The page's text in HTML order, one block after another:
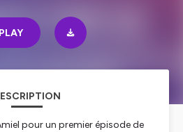
PLAY
pour un premier épisode de